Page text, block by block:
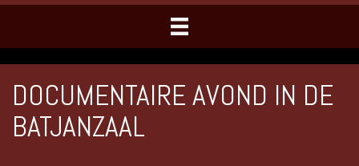
DOCUMENTAIRE AVOND IN DE
BATJANZAAL